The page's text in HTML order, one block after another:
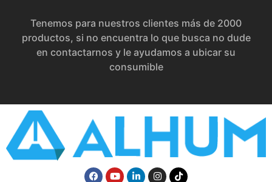
Tenemos para nuestros clientes más de 2000
productos, si no encuentra lo que busca no dude
en contactarnos y le ayudamos a ubicar su
consumible